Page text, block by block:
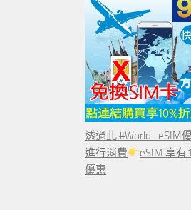
透過此 #World_eSIM
進行消費
eSIM 享有
優惠